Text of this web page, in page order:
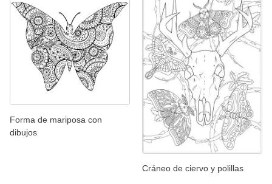
Forma de mariposa con
dibujos
Cráneo de ciervo y polillas